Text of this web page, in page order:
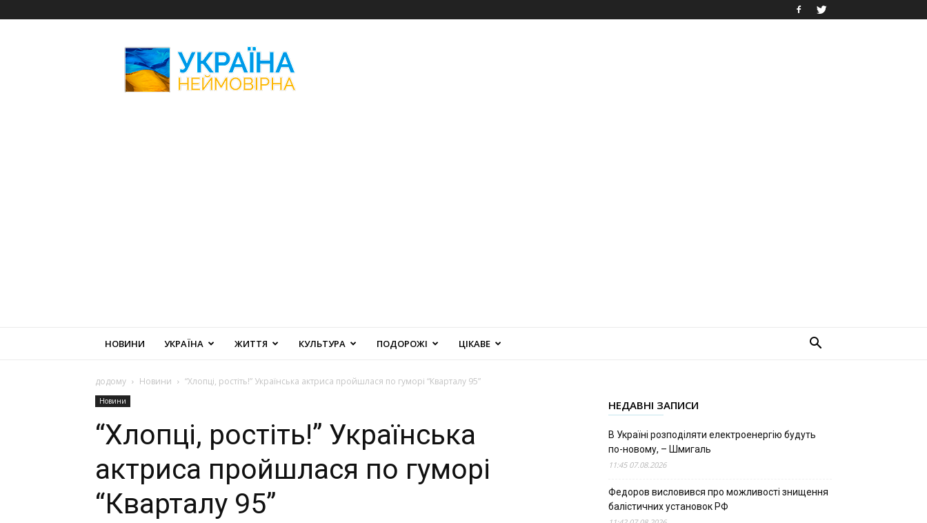
Неймовірна
НОВИНИ УКРАЇНА ЖИТТЯ КУЛЬТУРА ПОДОРОЖІ ЦІКАВЕ
додому Новини “Хлопці, ростіть!” Українська актриса пройшлася по гуморі “Кварталу 95”
Новини
“Хлопці, ростіть!” Українська
актриса пройшлася по гуморі
“Кварталу 95”
НЕДАВНІ ЗАПИСИ
В Україні розподіляти електроенергію будуть
по-новому, – Шмигаль
11:45 07.08.2026
Федоров висловився про можливості знищення
балістичних установок РФ